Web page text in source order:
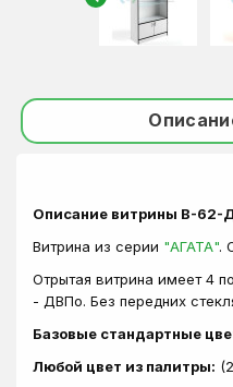
Описание витрины В-62-
Витрина из серии "АГАТА".
Отрытая витрина имеет 4
- ДВПо. Без передних
Базовые стандартные
Любой цвет из палитры: